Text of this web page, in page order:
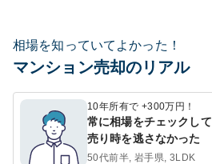
相場を知っていてよかった！
マンション売却のリアル
10年所有で +300万円！
常に相場をチェックして
売り時を逃さなかった
50代前半, 岩手県, 3LDK